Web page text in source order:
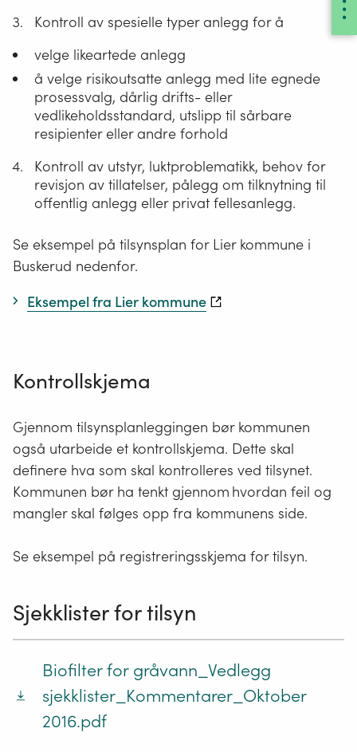
Kontroll av spesielle typer anlegg for å
velge likeartede anlegg
å velge risikoutsatte anlegg med lite egnede
prosessvalg, dårlig drifts- eller
vedlikeholdsstandard, utslipp til sårbare
resipienter eller andre forhold
Kontroll av utstyr, luktproblematikk, behov for
revisjon av tillatelser, pålegg om tilknytning til
offentlig anlegg eller privat fellesanlegg.
Se eksempel på tilsynsplan for Lier kommune i
Buskerud nedenfor.
Eksempel fra Lier kommune
Kontrollskjema
Gjennom tilsynsplanleggingen bør kommunen
også utarbeide et kontrollskjema. Dette skal
definere hva som skal kontrolleres ved tilsynet.
Kommunen bør ha tenkt gjennom hvordan feil og
mangler skal følges opp fra kommunens side.
Se eksempel på registreringsskjema for tilsyn.
Sjekklister for tilsyn
Biofilter for gråvann_Vedlegg
sjekklister_Kommentarer_Oktober
2016.pdf